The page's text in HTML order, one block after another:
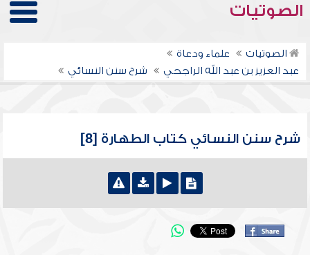
الصوتيات
الصوتيات
علماء ودعاة
عبد العزيز بن عبد الله الراجحي
شرح سنن النسائي
شرح سنن النسائي كتاب الطهارة [8]